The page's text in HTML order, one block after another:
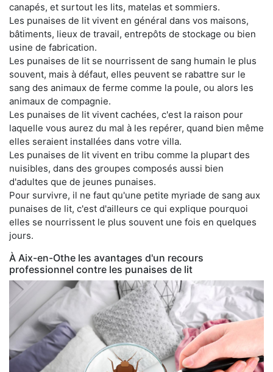
canapés, et surtout les lits, matelas et sommiers.
Les punaises de lit vivent en général dans vos maisons,
bâtiments, lieux de travail, entrepôts de stockage ou bien
usine de fabrication.
Les punaises de lit se nourrissent de sang humain le plus
souvent, mais à défaut, elles peuvent se rabattre sur le
sang des animaux de ferme comme la poule, ou alors les
animaux de compagnie.
Les punaises de lit vivent cachées, c'est la raison pour
laquelle vous aurez du mal à les repérer, quand bien même
elles seraient installées dans votre villa.
Les punaises de lit vivent en tribu comme la plupart des
nuisibles, dans des groupes composés aussi bien
d'adultes que de jeunes punaises.
Pour survivre, il ne faut qu'une petite myriade de sang aux
punaises de lit, c'est d'ailleurs ce qui explique pourquoi
elles se nourrissent le plus souvent une fois en quelques
jours.
À Aix-en-Othe les avantages d'un recours
professionnel contre les punaises de lit